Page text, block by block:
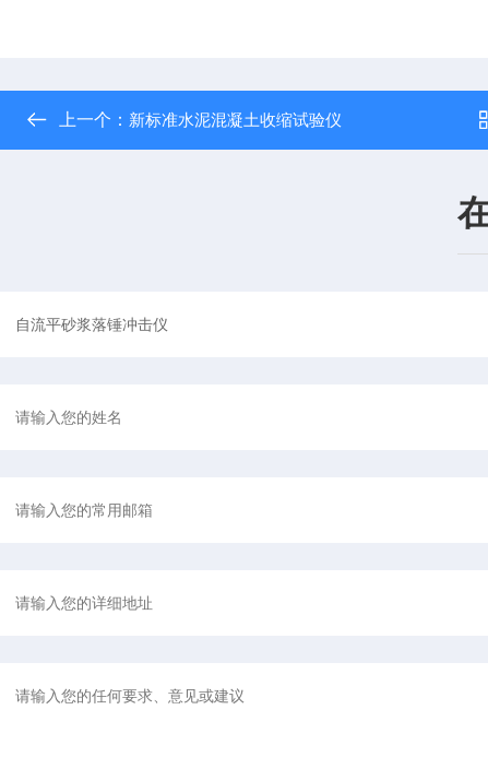
上一个： 新标准水泥混凝土收缩试验仪